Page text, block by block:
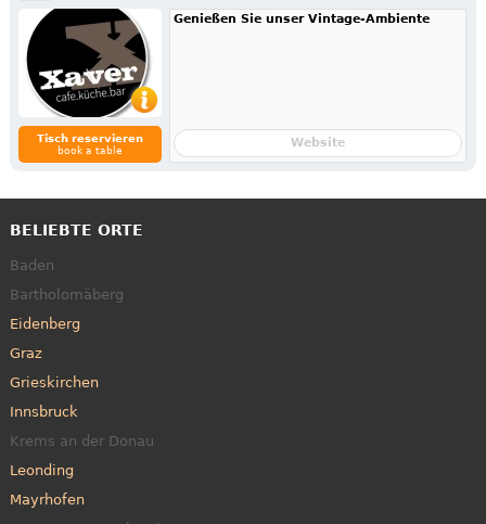
Tisch reservieren
book a table
Genießen Sie unser Vintage-Ambiente
Website
BELIEBTE ORTE
Baden
Bartholomäberg
Eidenberg
Graz
Grieskirchen
Innsbruck
Krems an der Donau
Leonding
Mayrhofen